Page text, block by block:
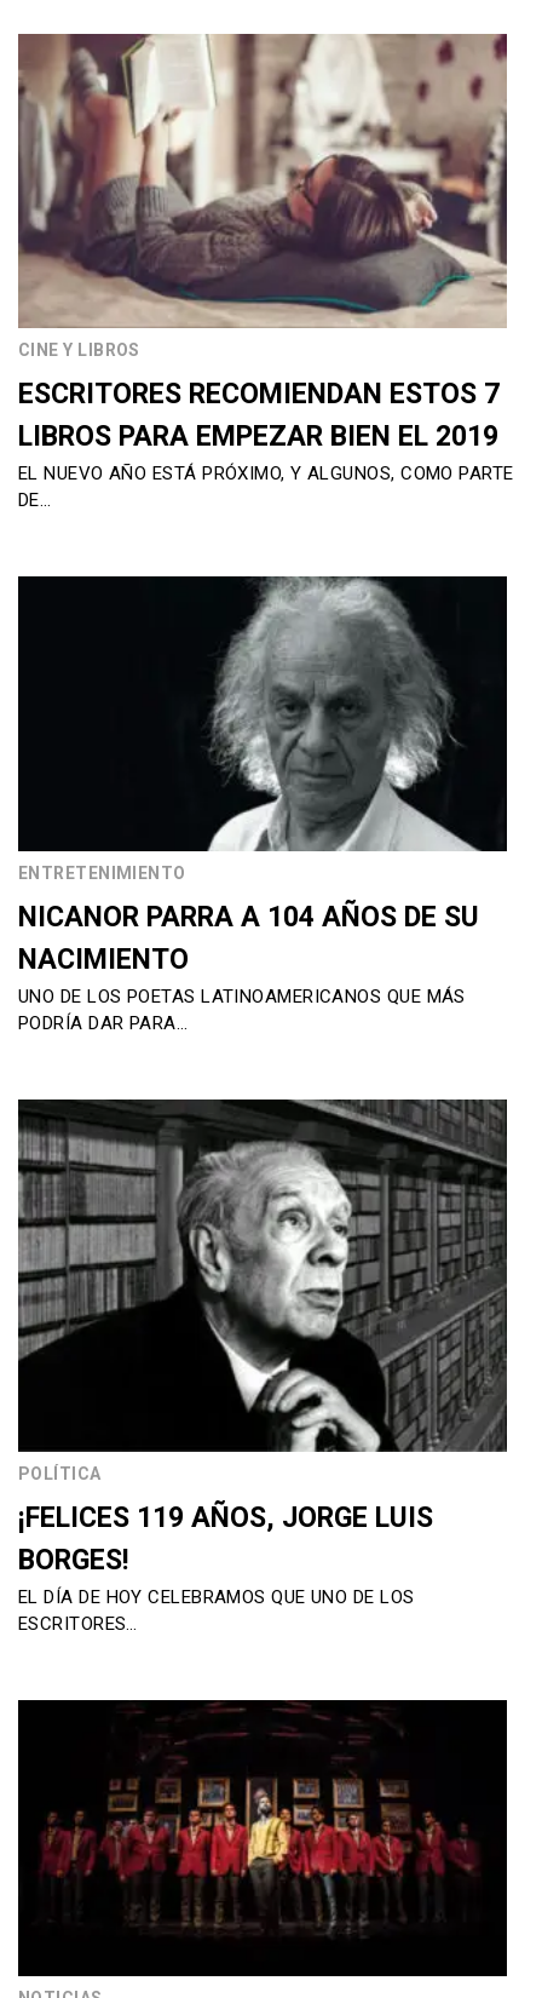
CINE Y LIBROS
ESCRITORES RECOMIENDAN ESTOS 7
LIBROS PARA EMPEZAR BIEN EL 2019
EL NUEVO AÑO ESTÁ PRÓXIMO, Y ALGUNOS, COMO PARTE
DE…
ENTRETENIMIENTO
NICANOR PARRA A 104 AÑOS DE SU
NACIMIENTO
UNO DE LOS POETAS LATINOAMERICANOS QUE MÁS
PODRÍA DAR PARA…
POLÍTICA
¡FELICES 119 AÑOS, JORGE LUIS
BORGES!
EL DÍA DE HOY CELEBRAMOS QUE UNO DE LOS
ESCRITORES…